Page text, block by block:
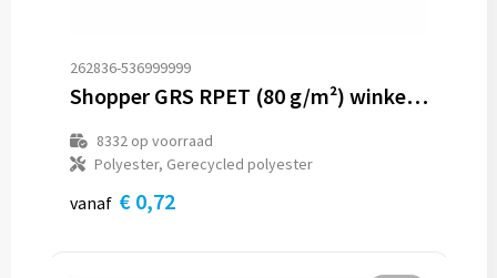
262836-536999999
Shopper GRS RPET (80 g/m²) winkeltas
8332op voorraad
Polyester, Gerecycled polyester
vanaf € 0,72